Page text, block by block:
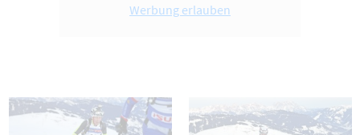
Werbung erlauben